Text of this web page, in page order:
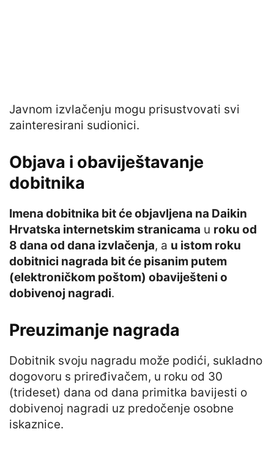
Javnom izvlačenju mogu prisustvovati svi
zainteresirani sudionici.
Objava i obaviještavanje
dobitnika
Imena dobitnika bit će objavljena na Daikin
Hrvatska internetskim stranicama u roku od
8 dana od dana izvlačenja, a u istom roku
dobitnici nagrada bit će pisanim putem
(elektroničkom poštom) obaviješteni o
dobivenoj nagradi.
Preuzimanje nagrada
Dobitnik svoju nagradu može podići, sukladno
dogovoru s priređivačem, u roku od 30
(trideset) dana od dana primitka bavijesti o
dobivenoj nagradi uz predočenje osobne
iskaznice.